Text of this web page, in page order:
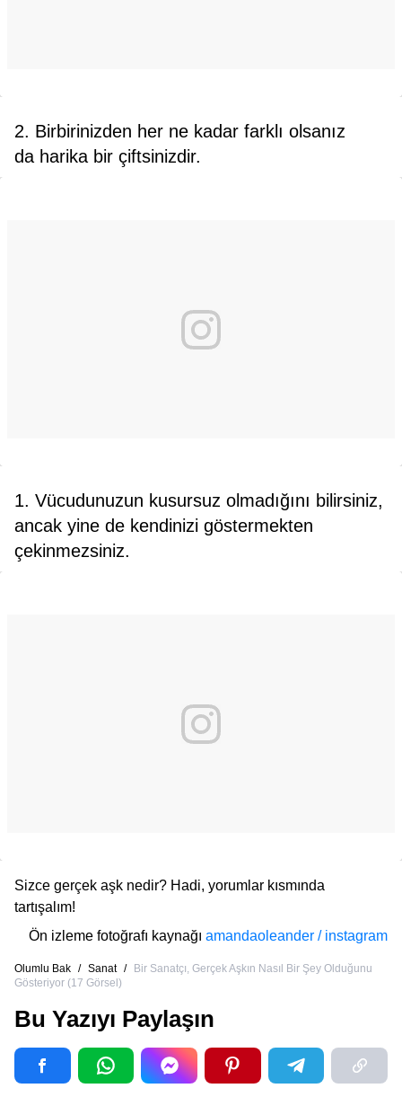
2. Birbirinizden her ne kadar farklı olsanız
da harika bir çiftsinizdir.
1. Vücudunuzun kusursuz olmadığını bilirsiniz,
ancak yine de kendinizi göstermekten
çekinmezsiniz.
Sizce gerçek aşk nedir? Hadi, yorumlar kısmında
tartışalım!
Ön izleme fotoğrafı kaynağı amandaoleander / instagram
Olumlu Bak / Sanat /
Bir Sanatçı, Gerçek Aşkın Nasıl Bir Şey Olduğunu
Gösteriyor (17 Görsel)
Bu Yazıyı Paylaşın